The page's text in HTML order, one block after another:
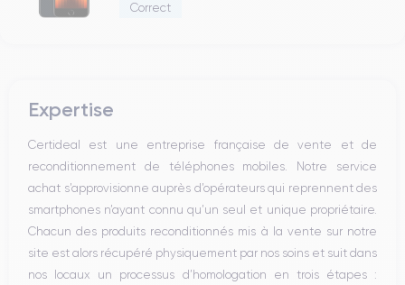
Correct
Expertise
Certideal est une entreprise française de vente et de
reconditionnement de téléphones mobiles. Notre service
achat s’approvisionne auprès d’opérateurs qui reprennent des
smartphones n’ayant connu qu’un seul et unique propriétaire.
Chacun des produits reconditionnés mis à la vente sur notre
site est alors récupéré physiquement par nos soins et suit dans
nos locaux un processus d’homologation en trois étapes :